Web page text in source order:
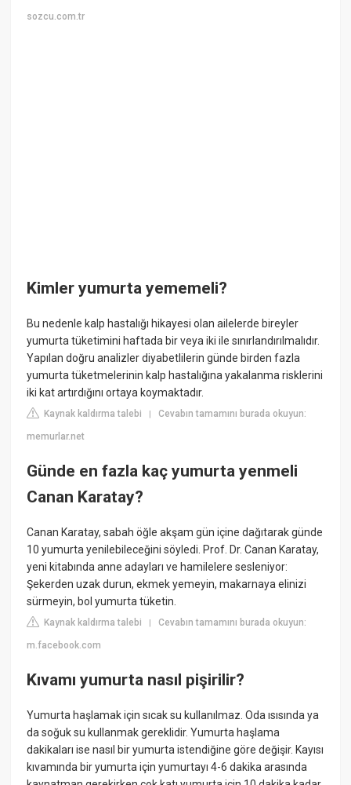
sozcu.com.tr
Kimler yumurta yememeli?
Bu nedenle kalp hastalığı hikayesi olan ailelerde bireyler
yumurta tüketimini haftada bir veya iki ile sınırlandırılmalıdır.
Yapılan doğru analizler diyabetlilerin günde birden fazla
yumurta tüketmelerinin kalp hastalığına yakalanma risklerini
iki kat artırdığını ortaya koymaktadır.
Kaynak kaldırma talebi |Cevabın tamamını burada okuyun:
memurlar.net
Günde en fazla kaç yumurta yenmeli
Canan Karatay?
Canan Karatay, sabah öğle akşam gün içine dağıtarak günde
10 yumurta yenilebileceğini söyledi. Prof. Dr. Canan Karatay,
yeni kitabında anne adayları ve hamilelere sesleniyor:
Şekerden uzak durun, ekmek yemeyin, makarnaya elinizi
sürmeyin, bol yumurta tüketin.
Kaynak kaldırma talebi |Cevabın tamamını burada okuyun:
m.facebook.com
Kıvamı yumurta nasıl pişirilir?
Yumurta haşlamak için sıcak su kullanılmaz. Oda ısısında ya
da soğuk su kullanmak gereklidir. Yumurta haşlama
dakikaları ise nasıl bir yumurta istendiğine göre değişir. Kayısı
kıvamında bir yumurta için yumurtayı 4-6 dakika arasında